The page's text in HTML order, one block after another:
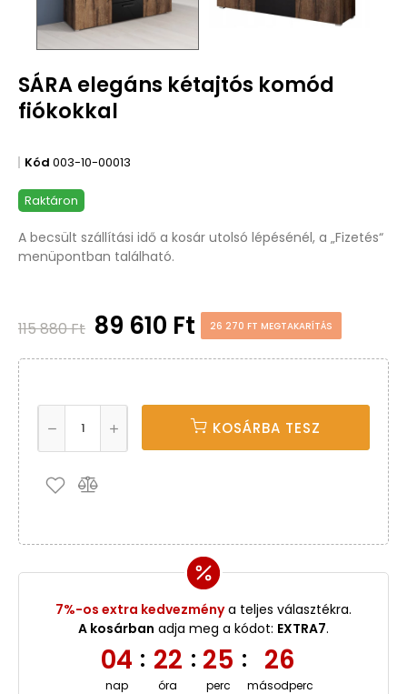
SÁRA elegáns kétajtós komód
fiókokkal
Kód 003-10-00013
Raktáron
A becsült szállítási idő a kosár utolsó lépésénél, a „Fizetés“
menüpontban található.
115 880 Ft 89 610 Ft 26 270 FT MEGTAKARÍTÁS
KOSÁRBA TESZ
7%-os extra kedvezménya teljes választékra.
A kosárban adja meg a kódot: EXTRA7.
04
nap
: 22
óra
: 25
perc
: 26
másodperc